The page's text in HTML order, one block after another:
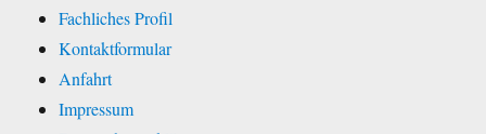
Fachliches Profil
Kontaktformular
Anfahrt
Impressum